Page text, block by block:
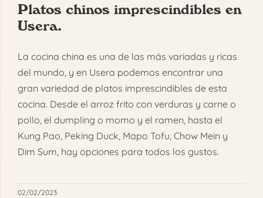
Contacto
Reservar
Platos chinos imprescindibles en
Usera.
La cocina china es una de las más variadas y ricas
del mundo, y en Usera podemos encontrar una
gran variedad de platos imprescindibles de esta
cocina. Desde el arroz frito con verduras y carne o
pollo, el dumpling o momo y el ramen, hasta el
Kung Pao, Peking Duck, Mapo Tofu, Chow Mein y
Dim Sum, hay opciones para todos los gustos.
02/02/2023